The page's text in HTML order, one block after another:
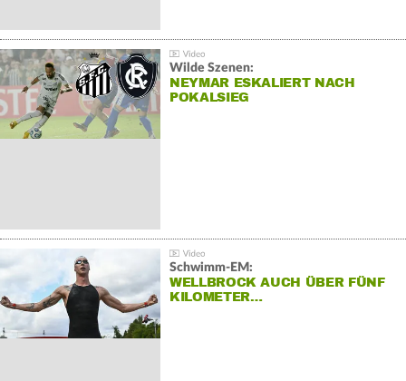
Wilde Szenen:
NEYMAR ESKALIERT NACH
POKALSIEG
Schwimm-EM:
WELLBROCK AUCH ÜBER FÜNF
KILOMETER…